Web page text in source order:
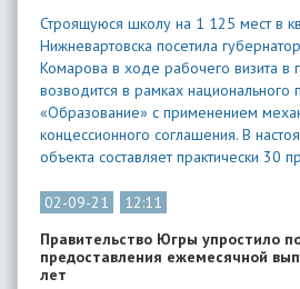
Строящуюся школу на 1 125 мест в
Нижневартовска посетила
Комарова в ходе рабочего визита в
возводится в рамках национального
«Образование» с применением
концессионного соглашения. В
объекта составляет практически 30
02-09-21
12:11
Правительство Югры упростило
предоставления ежемесячной
лет